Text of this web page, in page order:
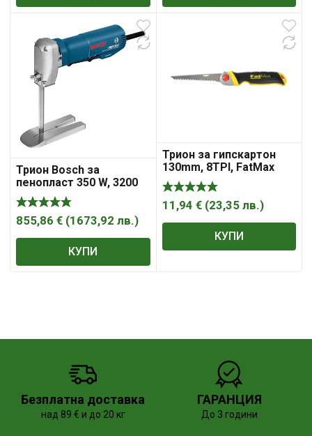
Трион Bosch за
пенопласт 350 W, 3200
хода/мин, GSG 300
855,86 € (1673,92 лв.)
КУПИ
Трион за гипскартон
130mm, 8TPI, FatMax
Stanley
11,94 € (23,35 лв.)
КУПИ
Безплатна доставка
над 89 € и до 20 кг
ГАРАНЦИЯ
До 3 години